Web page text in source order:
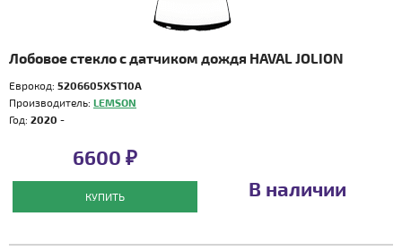
Лобовое стекло с датчиком дождя HAVAL JOLION
Еврокод: 5206605XST10A
Производитель: LEMSON
Год: 2020 -
6600 ₽
КУПИТЬ В наличии